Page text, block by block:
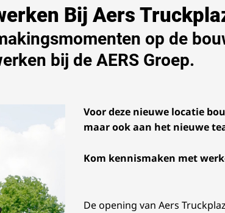
Bij Aers
op de
bij de AERS Groep.
Voor deze nieuwe locatie
maar ook aan het nieuwe
Kom kennismaken met
De opening van Aers